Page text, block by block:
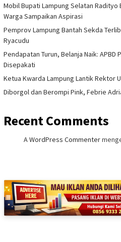
Mobil Bupati Lampung Selatan Radityo
Warga Sampaikan Aspirasi
Pemprov Lampung Bantah Sekda
Ryacudu
Pendapatan Turun, Belanja Naik: APBD
Disepakati
Ketua Kwarda Lampung Lantik Rektor
Diborgol dan Berompi Pink, Febrie
Recent Comments
A WordPress Commenter